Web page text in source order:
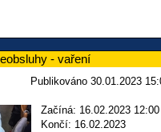
- vaření
Publikováno 30.01.2023
Začíná: 16.02.2023 12:00
Končí: 16.02.2023